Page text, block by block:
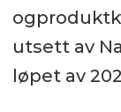
utsett av
løpet av